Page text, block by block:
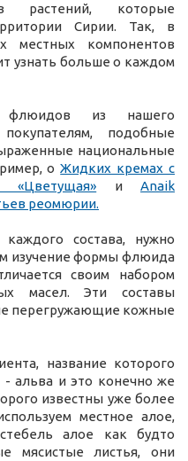
растений, которые
Сирии. Так, в
местных компонентов
узнать больше о каждом
флюидов из нашего
подобные
национальные
оЖидких кремах с
«Цветущая» иAnaik
реомюрии.
состава, нужно
изучение формы флюида
своим набором
масел. Эти составы
перегружающие кожные
название которого
известны уже более
местное алое,
алое как будто
мясистые листья, они